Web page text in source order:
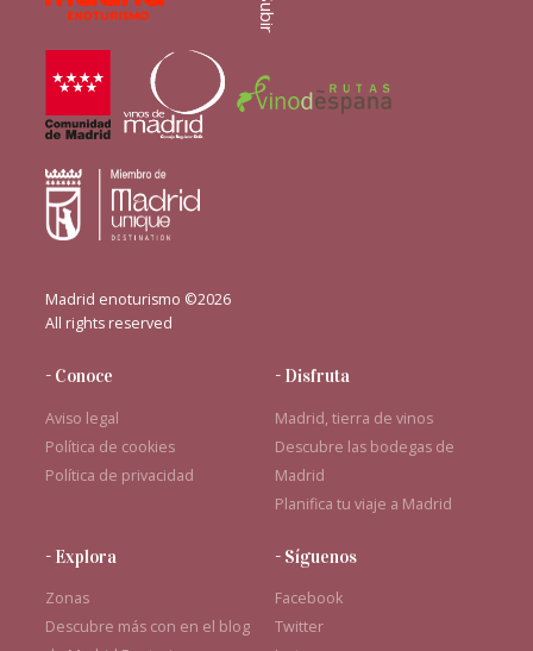
Madrid enoturismo ©2026
All rights reserved
- Conoce
Aviso legal
Política de cookies
Política de privacidad
- Disfruta
Madrid, tierra de vinos
Descubre las bodegas de
Madrid
Planifica tu viaje a Madrid
- Explora
Zonas
Descubre más con en el blog
- Síguenos
Facebook
Twitter
Subir